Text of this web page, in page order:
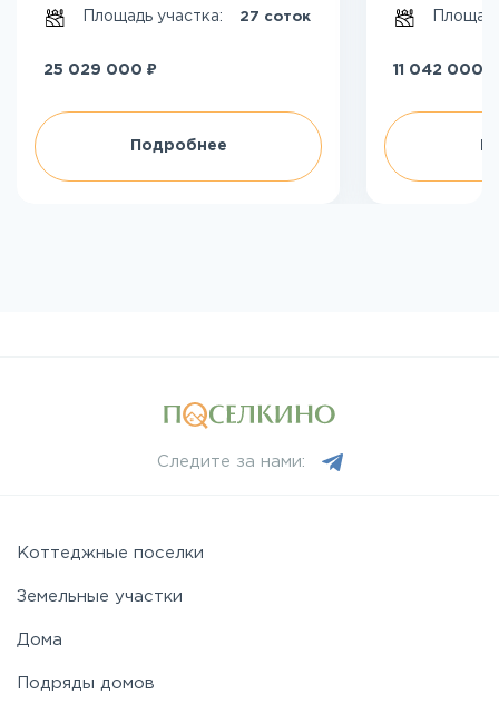
Площадь участка: 27 соток
25 029 000 ₽
Подробнее
11 042 000
Следите за нами:
Коттеджные поселки
Земельные участки
Дома
Подряды домов